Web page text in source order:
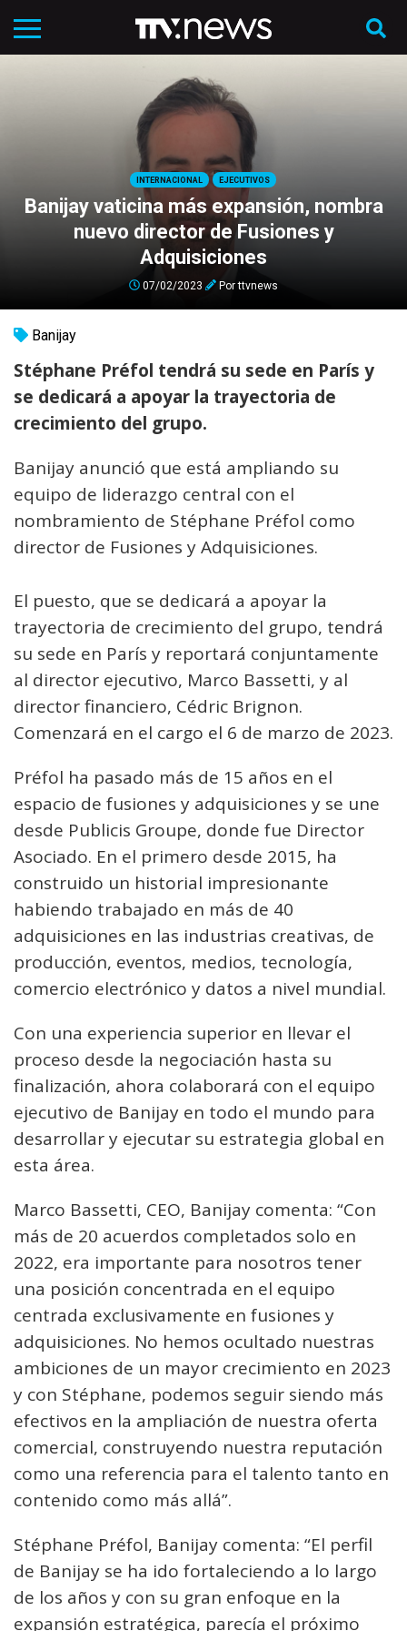
INTERNACIONAL EJECUTIVOS
Banijay vaticina más expansión, nombra
nuevo director de Fusiones y
Adquisiciones
07/02/2023 Porttvnews
Banijay
Stéphane Préfol tendrá su sede en París y
se dedicará a apoyar la trayectoria de
crecimiento del grupo.
Banijay anunció que está ampliando su
equipo de liderazgo central con el
nombramiento de Stéphane Préfol como
director de Fusiones y Adquisiciones.
El puesto, que se dedicará a apoyar la
trayectoria de crecimiento del grupo, tendrá
su sede en París y reportará conjuntamente
al director ejecutivo, Marco Bassetti, y al
director financiero, Cédric Brignon.
Comenzará en el cargo el 6 de marzo de 2023.
Préfol ha pasado más de 15 años en el
espacio de fusiones y adquisiciones y se une
desde Publicis Groupe, donde fue Director
Asociado. En el primero desde 2015, ha
construido un historial impresionante
habiendo trabajado en más de 40
adquisiciones en las industrias creativas, de
producción, eventos, medios, tecnología,
comercio electrónico y datos a nivel mundial.
Con una experiencia superior en llevar el
proceso desde la negociación hasta su
finalización, ahora colaborará con el equipo
ejecutivo de Banijay en todo el mundo para
desarrollar y ejecutar su estrategia global en
esta área.
Marco Bassetti, CEO, Banijay comenta: “Con
más de 20 acuerdos completados solo en
2022, era importante para nosotros tener
una posición concentrada en el equipo
centrada exclusivamente en fusiones y
adquisiciones. No hemos ocultado nuestras
ambiciones de un mayor crecimiento en 2023
y con Stéphane, podemos seguir siendo más
efectivos en la ampliación de nuestra oferta
comercial, construyendo nuestra reputación
como una referencia para el talento tanto en
contenido como más allá”.
Stéphane Préfol, Banijay comenta: “El perfil
de Banijay se ha ido fortaleciendo a lo largo
de los años y con su gran enfoque en la
expansión estratégica, parecía el próximo